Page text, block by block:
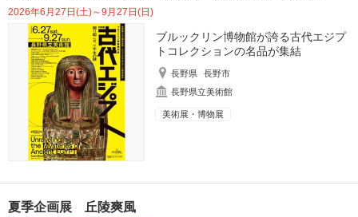
2026年6月27日(土)～9月27日(日)
ブルックリン博物館が誇る古代エジプ
トコレクションの名品が集結
長野県
長野市
長野県立美術館
美術展・博物展
夏季企画展 丘陵爽風